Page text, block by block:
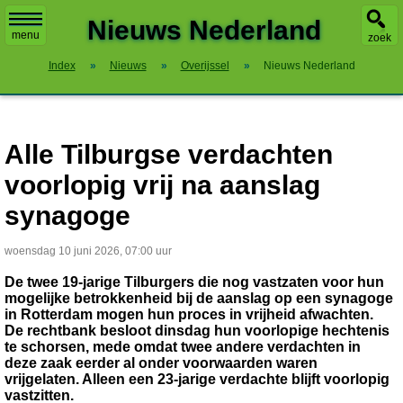
menu zoek
Nieuws Nederland
Index » Nieuws » Overijssel » Nieuws Nederland
Alle Tilburgse verdachten
voorlopig vrij na aanslag
synagoge
woensdag 10 juni 2026, 07:00 uur
De twee 19-jarige Tilburgers die nog vastzaten voor hun
mogelijke betrokkenheid bij de aanslag op een synagoge
in Rotterdam mogen hun proces in vrijheid afwachten.
De rechtbank besloot dinsdag hun voorlopige hechtenis
te schorsen, mede omdat twee andere verdachten in
deze zaak eerder al onder voorwaarden waren
vrijgelaten. Alleen een 23-jarige verdachte blijft voorlopig
vastzitten.